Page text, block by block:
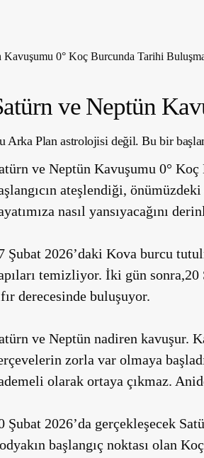
Kavuşumu 0° Koç Burcunda Tarihi
ve Neptün
Arka Plan astrolojisi değil. Bu bir
ve Neptün Kavuşumu 0°
ateşlendiği,
nasıl yansıyacağını
Şubat 2026’daki Kova burcu
temizliyor. İki gün sonra,20
derecesinde buluşuyor.
ve Neptün nadiren kavuşur.
zorla var olmaya
olarak ortaya çıkmaz.
Şubat 2026’da gerçekleşecek
başlangıç noktası olan